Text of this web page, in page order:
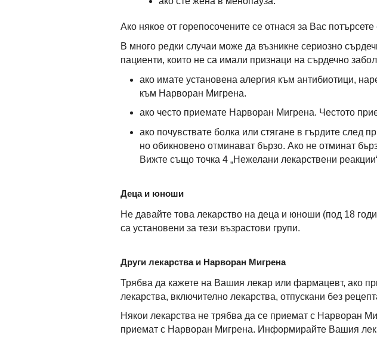
Ако някое от горепосочените се отнася за Вас
В много редки случаи може да възникне сериозно
пациенти, които не са имали признаци на сърдечно
ако имате установена алергия към антибиотици,
към Нарворан Мигрена.
ако често приемате Нарворан Мигрена. Честото
ако почувствате болка или стягане в гърдите
но обикновено отминават бързо. Ако не отминат
Вижте също точка 4 „Нежелани лекарствени
Деца и юноши
Не давайте това лекарство на деца и юноши (под 18
са установени за тези възрастови групи.
Други лекарства и Нарворан Мигрена
Трябва да кажете на Вашия лекар или фармацевт, ако
лекарства, включително лекарства, отпускани без
Някои лекарства не трябва да се приемат с Нарворан
приемат с Нарворан Мигрена. Информирайте Вашия